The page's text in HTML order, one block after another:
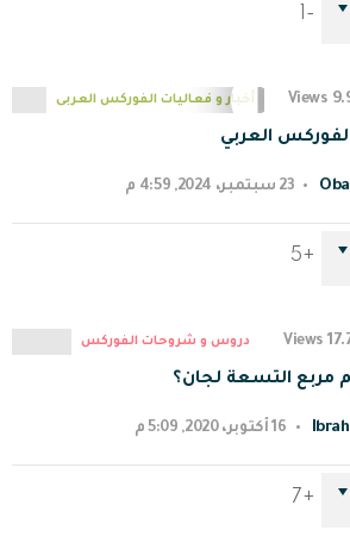
-1
Views أخبار و فعاليات الفوركس العربى
العربي
23 سبتمبر، 2024, 4:59 م
5
Views دروس و شروحات الفوركس
مربع التسعة لجان؟
16 أكتوبر، 2020, 5:09 م
7